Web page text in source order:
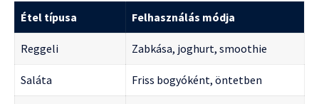
Étel típusa
Felhasználás módja
Reggeli Zabkása, joghurt, smoothie
Saláta Friss bogyóként, öntetben